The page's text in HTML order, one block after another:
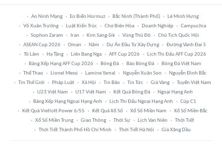
An Ninh Mạng Eo Biển Hormuz Bắc Ninh (thành Phố)
Lê Minh Hưng
Võ Xuân Trường
Luật Kiến Trúc Chợ Biên Hòa Doanh Nghiệp
Campuchia
Sophon Zaram
Iran Kim Sang-Sik Vùng Thủ Đô
Chủ Tịch Quốc Hội
ASEAN Cup 2026
Oman Năm Dự Án Đầu Tư Xây Dựng
Đường Vành Đai 5
Tô Lâm
Hạ Tầng Liên Bang Nga AFF Cup 2026
Lịch Thi Đấu AFF Cup 2026
Bảng Xếp Hạng AFF Cup 2026
Bóng Đá Báo Bóng Đá
Bóng Đá Việt Nam
Thể Thao
Lionel Messi Lamine Yamal Nguyễn Xuân Son
Nguyễn Đình Bắc
Tin Thế Giới
Pháp Luật Xã Hội Tin Bão Tin Tức Giá Vàng
Tuyển Việt Nam
U23 Việt Nam
U17 Việt Nam Kết Quả Bóng Đá
Ngoại Hạng Anh
Bảng Xếp Hạng Ngoại Hạng Anh
Lịch Thi Đấu Ngoại Hạng Anh
Cúp C1
Kết Quả Vietlott Power 6/55
Kết Quả Xổ Số Xổ Số Miền Nam
Xổ Số Miền Bắc
Xổ Số Miền Trung
Giao Thông Thời Sự Lịch Vạn Niên
Thời Tiết
Thời Tiết Thành Phố Hồ Chí Minh
Thời Tiết Hà Nội Giá Xăng Dầu